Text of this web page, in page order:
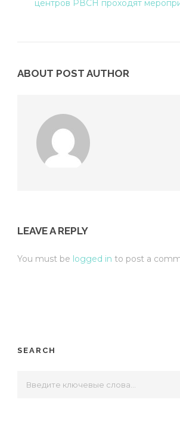
центров РВСН проходят
ABOUT POST AUTHOR
LEAVE A REPLY
You must be logged in to post a
SEARCH